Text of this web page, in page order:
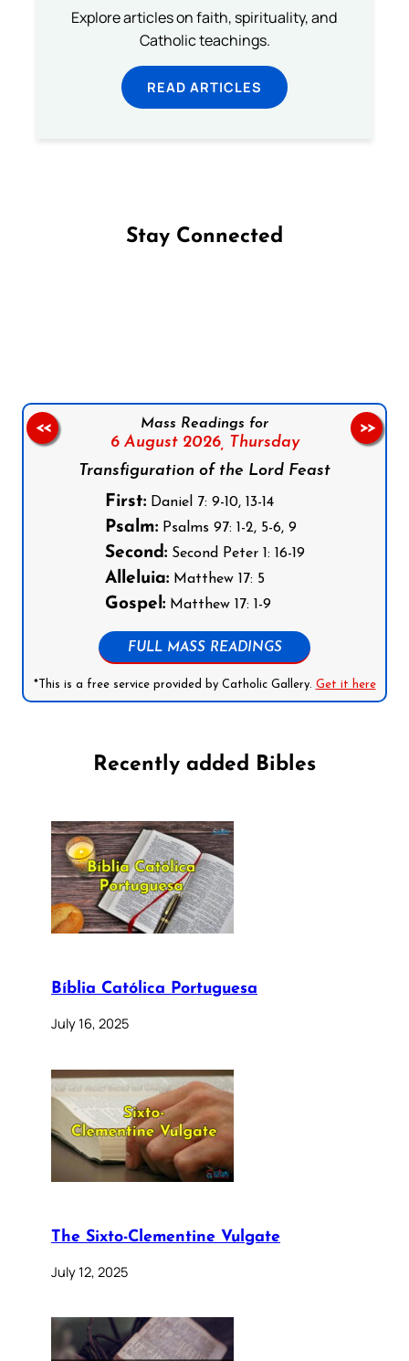
Explore articles on faith, spirituality, and
Catholic teachings.
READ ARTICLES
Stay Connected
Mass Readings for
6 August 2026,
Thursday
Transfiguration of the Lord Feast
First:Daniel 7: 9-10, 13-14
Psalm:Psalms 97: 1-2, 5-6, 9
Second:Second Peter 1: 16-19
Alleluia:Matthew 17: 5
Gospel:Matthew 17: 1-9
FULL MASS READINGS
*This is a free service provided by Catholic Gallery. Get it here
<< >>
Recently added Bibles
Bíblia Católica Portuguesa
July 16, 2025
The Sixto-Clementine Vulgate
July 12, 2025